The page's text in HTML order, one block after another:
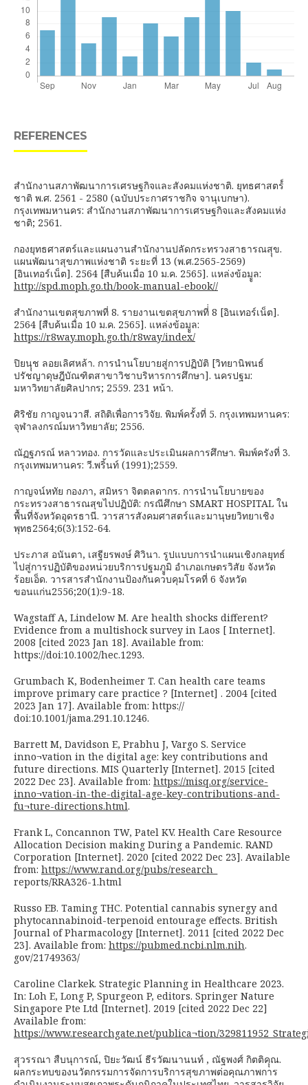
REFERENCES
สำนักงานสภาพัฒนาการเศรษฐกิจและสังคมแห่งชาติ. ยุทธศาสตร์์
ชาติ พ.ศ. 2561 - 2580 (ฉบับประกาศราชกิจ จานุเบกษา).
กรุงเทพมหานคร: สำนักงานสภาพัฒนาการเศรษฐกิจและสังคมแห่ง
ชาติ; 2561.
กองยุทธศาสตร์และแผนงานสำนักงานปลัดกระทรวงสาธารณสุุข.
แผนพัฒนาสุขภาพแห่งชาติ ระยะที่ 13 (พ.ศ.2565-2569)
[อินเทอร์เน็ต]. 2564 [สืบค้นเมื่อ 10 ม.ค. 2565]. แหล่งข้อมููล:
http://spd.moph.go.th/book-manual-ebook//
สำนักงานเขตสุขภาพที่ 8. รายงานเขตสุขภาพที่่ 8 [อินเทอร์เน็ต].
2564 [สืบค้นเมื่อ 10 ม.ค. 2565]. แหล่งข้อมููล:
https://r8way.moph.go.th/r8way/index/
ปิยนุุช ลอยเลิศหล้า. การนำนโยบายสู่การปฏิบัติ [วิทยานิพนธ์
ปรัชญาดุษฎีบัณฑิตสาขาวิชาบริหารการศึกษา]. นครปฐม:
มหาวิทยาลัยศิลปากร; 2559. 231 หน้า.
ศิริชัย กาญจนวาสี. สถิติเพื่อการวิจัย. พิมพ์ครั้งที่ 5. กรุงเทพมหานคร:
จุฬาลงกรณ์มหาวิทยาลัย; 2556.
ณัฏฐภรณ์ หลาวทอง. การวัดและประเมินผลการศึกษา. พิมพ์ครังที่ 3.
กรุงเทพมหานคร: วี.พริ้นท์ (1991);2559.
กาญจน์หทัย กองภา, สมิหรา จิตตลดากร. การนำนโยบายของ
กระทรวงสาธารณสุขไปปฏิบัติ: กรณีศึกษา SMART HOSPITAL ใน
พื้นที่จังหวัดอุดรธานี. วารสารสังคมศาสตร์และมานุษยวิทยาเชิง
พุทธ2564;6(3):152-64.
ประภาส อนันตา, เสฐียรพงษ์ ศิวินา. รูปแบบการนำแผนเชิงกลยุทธ์
ไปสู่การปฏิบัติของหน่วยบริการปฐมภููมิ อำเภอเกษตรวิสัย จังหวัด
ร้อยเอ็ด. วารสารสำนักงานป้องกันควบคุมโรคที่ 6 จังหวัด
ขอนแก่น2556;20(1):9-18.
Wagstaff A, Lindelow M. Are health shocks different?
Evidence from a multishock survey in Laos [ Internet].
2008 [cited 2023 Jan 18]. Available from:
https://doi:10.1002/hec.1293.
Grumbach K, Bodenheimer T. Can health care teams
improve primary care practice ? [Internet] . 2004 [cited
2023 Jan 17]. Available from: https://
doi:10.1001/jama.291.10.1246.
Barrett M, Davidson E, Prabhu J, Vargo S. Service
inno¬vation in the digital age: key contributions and
future directions. MIS Quarterly [Internet]. 2015 [cited
2022 Dec 23]. Available from: https://misq.org/service-
inno¬vation-in-the-digital-age-key-contributions-and-
fu¬ture-directions.html.
Frank L, Concannon TW, Patel KV. Health Care Resource
Allocation Decision making During a Pandemic. RAND
Corporation [Internet]. 2020 [cited 2022 Dec 23]. Available
from: https://www.rand.org/pubs/research_
reports/RRA326-1.html
Russo EB. Taming THC. Potential cannabis synergy and
phytocannabinoid-terpenoid entourage effects. British
Journal of Pharmacology [Internet]. 2011 [cited 2022 Dec
23]. Available from: https://pubmed.ncbi.nlm.nih.
gov/21749363/
Caroline Clarkek. Strategic Planning in Healthcare 2023.
In: Loh E, Long P, Spurgeon P, editors. Springer Nature
Singapore Pte Ltd [Internet]. 2019 [cited 2022 Dec 22]
Available from:
https://www.researchgate.net/publica¬tion/
สุุวรรณา สืบนุการณ์, ปิยะวัฒน์ ธีรวัฒนานนท์ , ณัฐพงศ์ กิตติคุุณ.
ผลกระทบของนวัตกรรมการจัดการบริการสุขภาพต่อคุณภาพการ